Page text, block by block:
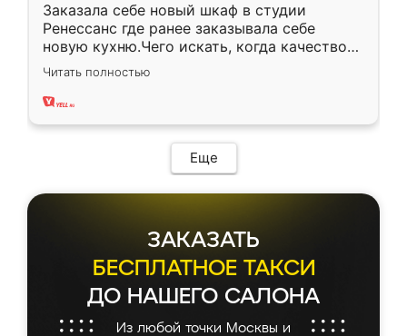
Заказала себе новый шкаф в студии
Ренессанс где ранее заказывала себе
новую кухню.Чего искать, когда качеством
вполне довольна. Служит кухня уже почти
два года, нареканий нет.
Читать полностью
Еще
ЗАКАЗАТЬ
БЕСПЛАТНОЕ ТАКСИ
ДО НАШЕГО САЛОНА
Из любой точки Москвы и